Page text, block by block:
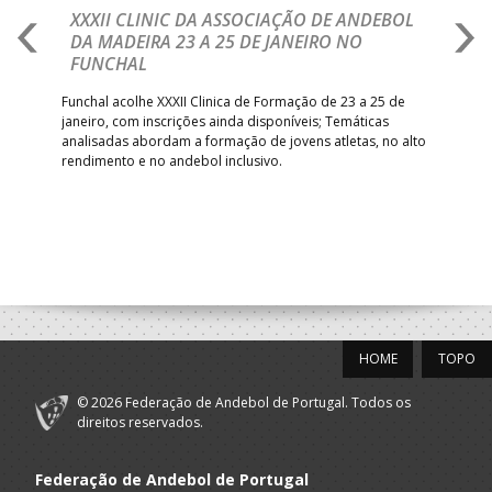
XXXII CLINIC DA ASSOCIAÇÃO DE ANDEBOL
DA MADEIRA 23 A 25 DE JANEIRO NO
FUNCHAL
Funchal acolhe XXXII Clinica de Formação de 23 a 25 de
janeiro, com inscrições ainda disponíveis; Temáticas
analisadas abordam a formação de jovens atletas, no alto
rendimento e no andebol inclusivo.
TOPO
HOME
© 2026 Federação de Andebol de Portugal. Todos os
direitos reservados.
Federação de Andebol de Portugal